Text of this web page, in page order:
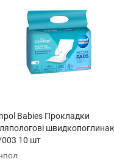
Babies Прокладки
10 шт